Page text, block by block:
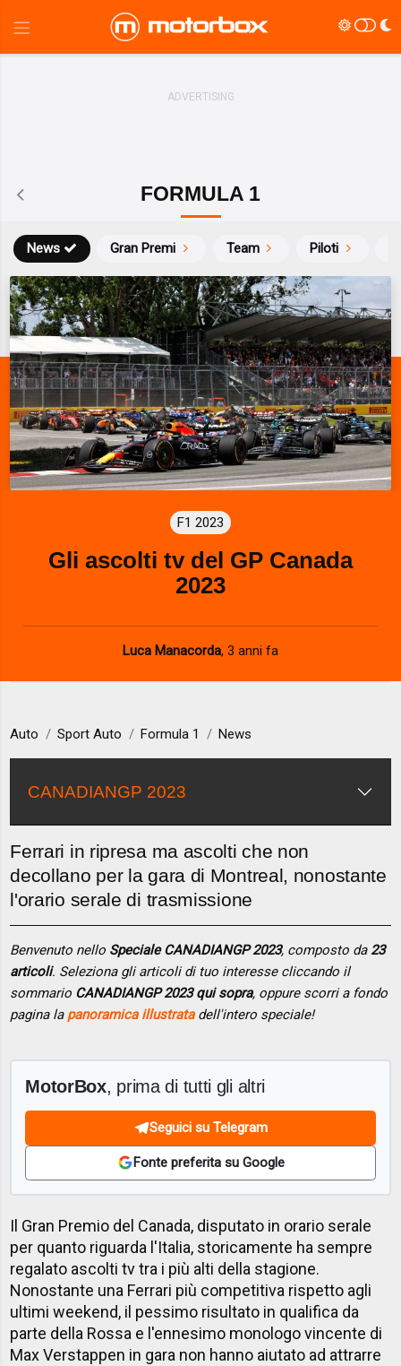
FORMULA 1
News Gran Premi Team Piloti
F1 2023
Gli ascolti tv del GP Canada
2023
Luca Manacorda, 3 anni fa
Auto Sport Auto Formula 1 News
CANADIANGP 2023
Ferrari in ripresa ma ascolti che non
decollano per la gara di Montreal, nonostante
l'orario serale di trasmissione
Benvenuto nello Speciale CANADIANGP 2023, composto da 23
articoli. Seleziona gli articoli di tuo interesse cliccando il
sommario CANADIANGP 2023 qui sopra, oppure scorri a fondo
pagina la panoramica illustratadell'intero speciale!
MotorBox, prima di tutti gli altri
Seguici su Telegram
Fonte preferita su Google
Il Gran Premio del Canada, disputato in orario serale
per quanto riguarda l'Italia, storicamente ha sempre
regalato ascolti tv tra i più alti della stagione.
Nonostante una Ferrari più competitiva rispetto agli
ultimi weekend, il pessimo risultato in qualifica da
parte della Rossa e l'ennesimo monologo vincente di
Max Verstappen in gara non hanno aiutato ad attrarre